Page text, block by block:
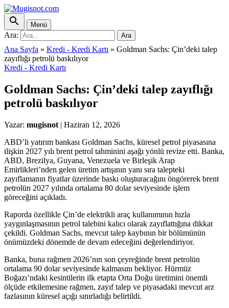
Menü
Ara: Ara
Ana Sayfa » Kredi - Kredi Kartı » Goldman Sachs: Çin’deki talep
zayıflığı petrolü baskılıyor
Kredi - Kredi Kartı
Goldman Sachs: Çin’deki talep zayıflığı
petrolü baskılıyor
Yazar: mugisnot | Haziran 12, 2026
ABD’li yatırım bankası Goldman Sachs, küresel petrol piyasasına
ilişkin 2027 yılı brent petrol tahminini aşağı yönlü revize etti. Banka,
ABD, Brezilya, Guyana, Venezuela ve Birleşik Arap
Emirlikleri’nden gelen üretim artışının yanı sıra talepteki
zayıflamanın fiyatlar üzerinde baskı oluşturacağını öngörerek brent
petrolün 2027 yılında ortalama 80 dolar seviyesinde işlem
göreceğini açıkladı.
Raporda özellikle Çin’de elektrikli araç kullanımının hızla
yaygınlaşmasının petrol talebini kalıcı olarak zayıflattığına dikkat
çekildi. Goldman Sachs, mevcut talep kaybının bir bölümünün
önümüzdeki dönemde de devam edeceğini değerlendiriyor.
Banka, buna rağmen 2026’nın son çeyreğinde brent petrolün
ortalama 90 dolar seviyesinde kalmasını bekliyor. Hürmüz
Boğazı’ndaki kesintilerin ilk etapta Orta Doğu üretimini önemli
ölçüde etkilemesine rağmen, zayıf talep ve piyasadaki mevcut arz
fazlasının küresel açığı sınırladığı belirtildi.